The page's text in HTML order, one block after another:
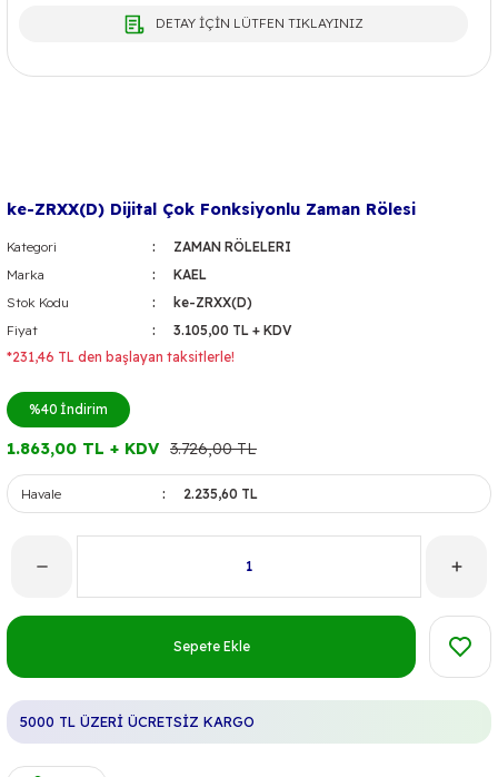
DETAY İÇİN LÜTFEN TIKLAYINIZ
ke-ZRXX(D) Dijital Çok Fonksiyonlu Zaman Rölesi
Kategori
ZAMAN RÖLELERI
Marka
KAEL
Stok Kodu
ke-ZRXX(D)
Fiyat
3.105,00 TL + KDV
*231,46 TL den başlayan taksitlerle!
%40 İndirim
1.863,00 TL + KDV 3.726,00 TL
Havale 2.235,60 TL
Sepete Ekle
5000 TL ÜZERİ ÜCRETSİZ KARGO